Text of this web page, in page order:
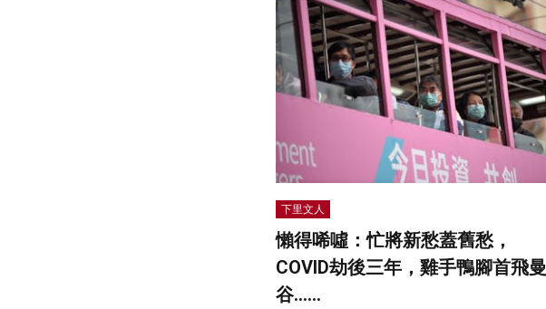
下里文人
懶得唏噓：忙將新愁蓋舊愁，
COVID劫後三年，雞手鴨腳首飛曼
谷……